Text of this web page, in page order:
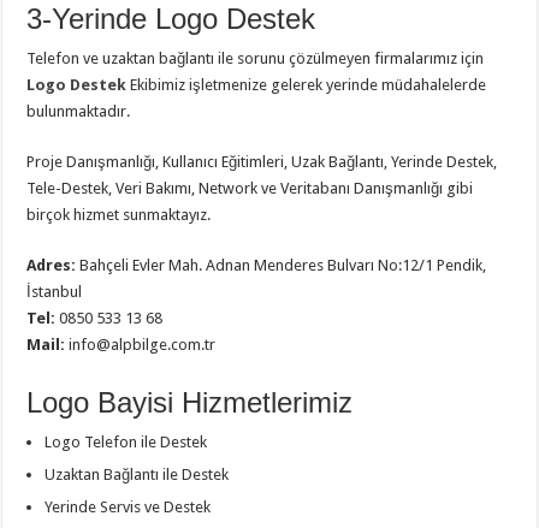
3-Yerinde Logo Destek
Telefon ve uzaktan bağlantı ile sorunu çözülmeyen firmalarımız için
Logo Destek Ekibimiz işletmenize gelerek yerinde müdahalelerde
bulunmaktadır.
Proje Danışmanlığı, Kullanıcı Eğitimleri, Uzak Bağlantı, Yerinde Destek,
Tele-Destek, Veri Bakımı, Network ve Veritabanı Danışmanlığı gibi
birçok hizmet sunmaktayız.
Adres: Bahçeli Evler Mah. Adnan Menderes Bulvarı No:12/1 Pendik,
İstanbul
Tel: 0850 533 13 68
Mail: info@alpbilge.com.tr
Logo Bayisi Hizmetlerimiz
Logo Telefon ile Destek
Uzaktan Bağlantı ile Destek
Yerinde Servis ve Destek